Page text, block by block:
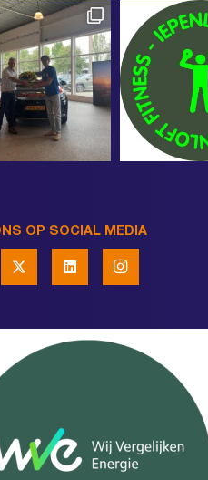
OP SOCIAL MEDIA